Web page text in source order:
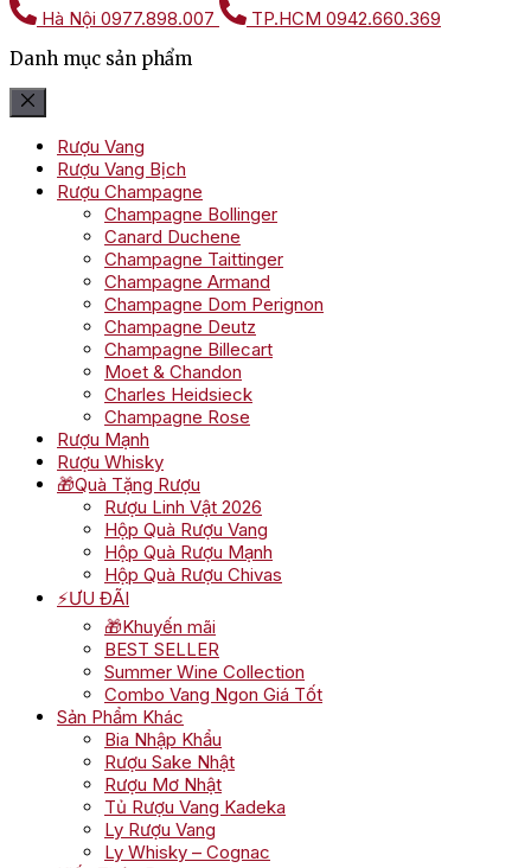
Hà Nội 0977.898.007 TP.HCM 0942.660.369
Danh mục sản phẩm
Rượu Vang
Rượu Vang Bịch
Rượu Champagne
Champagne Bollinger
Canard Duchene
Champagne Taittinger
Champagne Armand
Champagne Dom Perignon
Champagne Deutz
Champagne Billecart
Moet & Chandon
Charles Heidsieck
Champagne Rose
Rượu Mạnh
Rượu Whisky
🎁Quà Tặng Rượu
Rượu Linh Vật 2026
Hộp Quà Rượu Vang
Hộp Quà Rượu Mạnh
Hộp Quà Rượu Chivas
⚡ƯU ĐÃI
🎁Khuyến mãi
BEST SELLER
Summer Wine Collection
Combo Vang Ngon Giá Tốt
Sản Phẩm Khác
Bia Nhập Khẩu
Rượu Sake Nhật
Rượu Mơ Nhật
Tủ Rượu Vang Kadeka
Ly Rượu Vang
Ly Whisky – Cognac